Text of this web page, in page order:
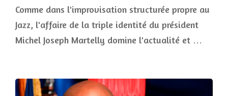
Comme dans l'improvisation structurée propre au
Jazz, l'affaire de la triple identité du président
Michel Joseph Martelly domine l'actualité et …